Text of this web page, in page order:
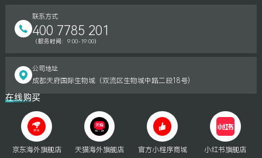
联系方式
400 7785 201
（服务时间：9:00-19:00）
公司地址
成都天府国际生物城（双流区生物城中路二段18号)
在线购买
京东海外旗舰店 天猫海外旗舰店 官方小程序商城 小红书旗舰店